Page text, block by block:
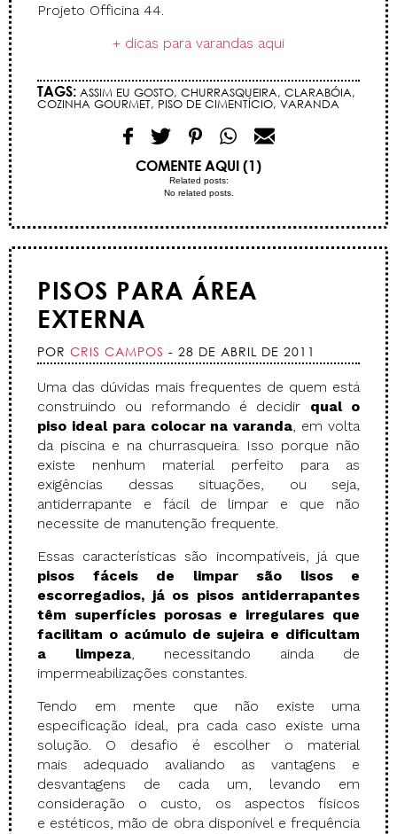
Projeto Officina 44.
+ dicas para varandas aqui
TAGS: ASSIM EU GOSTO, CHURRASQUEIRA, CLARABÓIA,
COZINHA GOURMET, PISO DE CIMENTÍCIO, VARANDA
COMENTE AQUI (1)
Related posts:
No related posts.
PISOS PARA ÁREA
EXTERNA
POR CRIS CAMPOS - 28 DE ABRIL DE 2011
Uma das dúvidas mais frequentes de quem está
construindo ou reformando é decidir qual o
piso ideal para colocar na varanda, em volta
da piscina e na churrasqueira. Isso porque não
existe nenhum material perfeito para as
exigências dessas situações, ou seja,
antiderrapante e fácil de limpar e que não
necessite de manutenção frequente.
Essas características são incompatíveis, já que
pisos fáceis de limpar são lisos e
escorregadios, já os pisos antiderrapantes
têm superfícies porosas e irregulares que
facilitam o acúmulo de sujeira e dificultam
a limpeza, necessitando ainda de
impermeabilizações constantes.
Tendo em mente que não existe uma
especificação ideal, pra cada caso existe uma
solução. O desafio é escolher o material
mais adequado avaliando as vantagens e
desvantagens de cada um, levando em
consideração o custo, os aspectos físicos
e estéticos, mão de obra disponível e frequência